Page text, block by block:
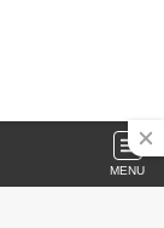
MENU